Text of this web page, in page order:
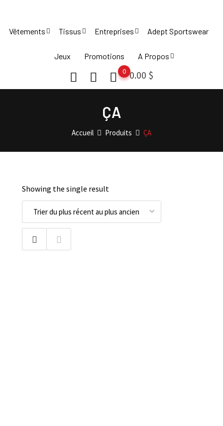
content
Vêtements Tissus Entreprises Adept Sportswear
Jeux Promotions A Propos
0.00 $
0
ÇA
Accueil Produits ÇA
Showing the single result